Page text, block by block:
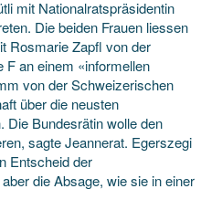
mit Nationalratspräsidentin
Die beiden Frauen liessen
Rosmarie Zapfl von der
F an einem «informellen
von der Schweizerischen
über die neusten
Die Bundesrätin wolle den
sagte Jeannerat. Egerszegi
Entscheid der
die Absage, wie sie in einer